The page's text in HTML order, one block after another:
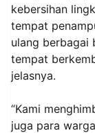
kebersihan
tempat
ulang berbagai
tempat
jelasnya.
“Kami
juga para